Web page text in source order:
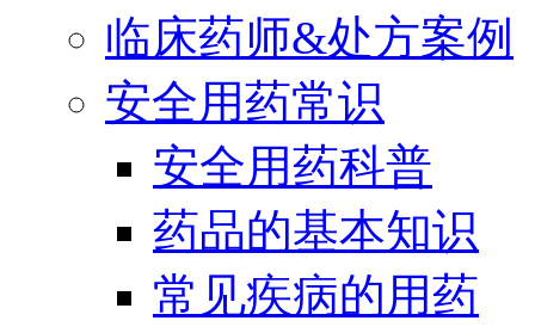
临床药师&处方案例
安全用药常识
安全用药科普
药品的基本知识
常见疾病的用药